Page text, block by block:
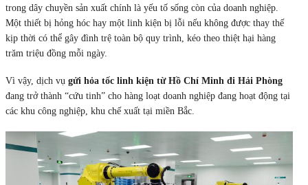
trong dây chuyền sản xuất chính là yếu tố sống còn của doanh nghiệp.
Một thiết bị hỏng hóc hay một linh kiện bị lỗi nếu không được thay thế
kịp thời có thể gây đình trệ toàn bộ quy trình, kéo theo thiệt hại hàng
trăm triệu đồng mỗi ngày.
Vì vậy, dịch vụ gửi hỏa tốc linh kiện từ Hồ Chí Minh đi Hải Phòng
đang trở thành “cứu tinh” cho hàng loạt doanh nghiệp đang hoạt động tại
các khu công nghiệp, khu chế xuất tại miền Bắc.